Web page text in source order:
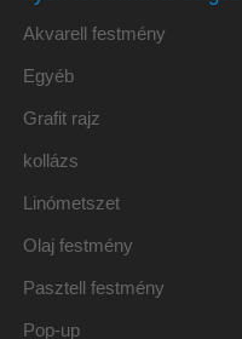
Akvarell festmény
Egyéb
Grafit rajz
kollázs
Linómetszet
Olaj festmény
Pasztell festmény
Pop-up